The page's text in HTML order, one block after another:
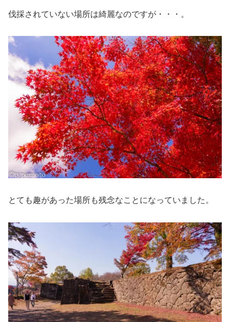
伐採されていない場所は綺麗なのですが・・・。
とても趣があった場所も残念なことになっていました。